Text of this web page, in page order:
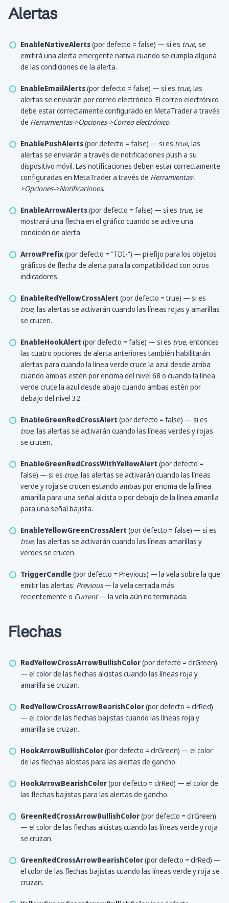
Alertas
EnableNativeAlerts(por defecto = false) — si es true, se
emitirá una alerta emergente nativa cuando se cumpla alguna
de las condiciones de la alerta.
EnableEmailAlerts(por defecto = false) — si es true, las
alertas se enviarán por correo electrónico. El correo electrónico
debe estar correctamente configurado en MetaTrader a través
de Herramientas->Opciones->Correo electrónico.
EnablePushAlerts(por defecto = false) — si es true, las
alertas se enviarán a través de notificaciones push a su
dispositivo móvil. Las notificaciones deben estar correctamente
configuradas en MetaTrader a través de Herramientas-
>Opciones->Notificaciones.
EnableArrowAlerts(por defecto = false) — si es true, se
mostrará una flecha en el gráfico cuando se active una
condición de alerta.
ArrowPrefix(por defecto = "TDI-") — prefijo para los objetos
gráficos de flecha de alerta para la compatibilidad con otros
indicadores.
EnableRedYellowCrossAlert (por defecto = true) — si es
true, las alertas se activarán cuando las líneas rojas y amarillas
se crucen.
EnableHookAlert (por defecto = false) — si es true, entonces
las cuatro opciones de alerta anteriores también habilitarán
alertas para cuando la línea verde cruce la azul desde arriba
cuando ambas estén por encima del nivel 68 o cuando la línea
verde cruce la azul desde abajo cuando ambas estén por
debajo del nivel 32.
EnableGreenRedCrossAlert (por defecto = false) — si es
true, las alertas se activarán cuando las líneas verdes y rojas
se crucen.
EnableGreenRedCrossWithYellowAlert (por defecto =
false) — si es true, las alertas se activarán cuando las líneas
verde y roja se crucen estando ambas por encima de la línea
amarilla para una señal alcista o por debajo de la línea amarilla
para una señal bajista.
EnableYellowGreenCrossAlert (por defecto = false) — si es
true, las alertas se activarán cuando las líneas amarillas y
verdes se crucen.
TriggerCandle (por defecto = Previous) — la vela sobre la que
emitir las alertas: Previous— la vela cerrada más
recientemente o Current— la vela aún no terminada.
Flechas
RedYellowCrossArrowBullishColor(por defecto = clrGreen)
— el color de las flechas alcistas cuando las líneas roja y
amarilla se cruzan.
RedYellowCrossArrowBearishColor(por defecto = clrRed)
— el color de las flechas bajistas cuando las líneas roja y
amarilla se cruzan.
HookArrowBullishColor(por defecto = clrGreen) — el color
de las flechas alcistas para las alertas de gancho.
HookArrowBearishColor(por defecto = clrRed) — el color de
las flechas bajistas para las alertas de gancho.
GreenRedCrossArrowBullishColor(por defecto = clrGreen)
— el color de las flechas alcistas cuando las líneas verde y roja
se cruzan.
GreenRedCrossArrowBearishColor(por defecto = clrRed) —
el color de las flechas bajistas cuando las líneas verde y roja se
cruzan.